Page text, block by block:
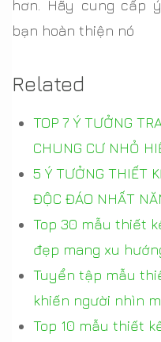
hơn. Hãy cung cấp
bạn hoàn thiện nó
Related
TOP 7 Ý TƯỞNG
CHUNG CƯ NHỎ
5 Ý TƯỞNG THIẾT
ĐỘC ĐÁO NHẤT
Top 30 mẫu thiết
đẹp mang xu
Tuyển tập mẫu
khiến người nhìn
Top 10 mẫu thiết